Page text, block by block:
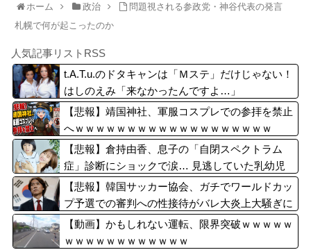
ホーム 政治
問題視される参政党・神谷代表の発言
札幌で何が起こったのか
人気記事リストRSS
t.A.T.u.のドタキャンは「Ｍステ」だけじゃない！
はしのえみ「来なかったんですよ…」
【悲報】靖国神社、軍服コスプレでの参拝を禁止
へｗｗｗｗｗｗｗｗｗｗｗｗｗｗｗｗｗｗｗ
【悲報】倉持由香、息子の「自閉スペクトラム
症」診断にショックで涙… 見逃していた乳幼児
期のサインとは？
【悲報】韓国サッカー協会、ガチでワールドカッ
プ予選での審判への性接待がバレ大炎上大騒ぎに
ｗｗｗｗｗｗｗｗ
【動画】かもしれない運転、限界突破ｗｗｗｗｗ
ｗｗｗｗｗｗｗｗｗｗｗｗ